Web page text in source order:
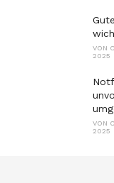
VON
2025
VON
2025